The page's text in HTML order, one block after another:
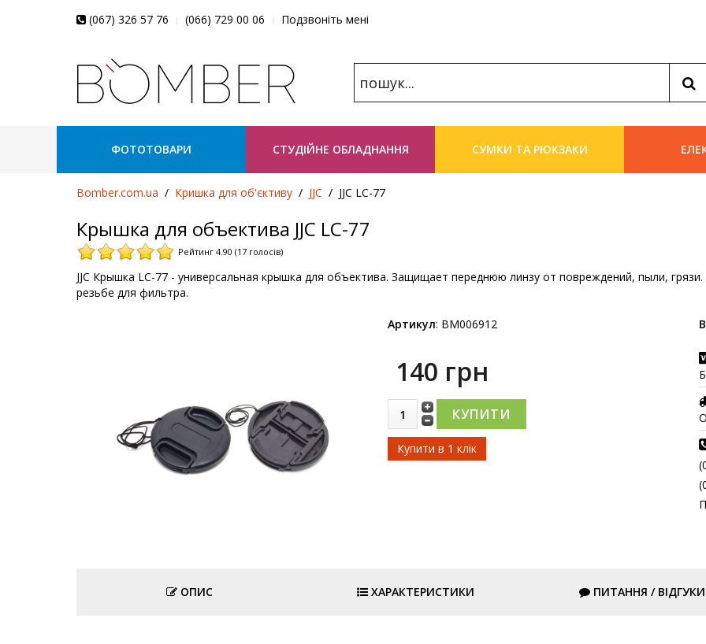
(067) 326 57 76 (066) 729 00 06 Подзвоніть мені
ФОТОТОВАРИ
СТУДІЙНЕ ОБЛАДНАННЯ СУМКИ ТА РЮКЗАКИ
Bomber.com.ua Кришка для об'єктиву JJC JJC LC-77
Крышка для объектива JJC LC-77
Рейтинг 4.90 (17 голосів)
JJC Крышка LC-77 - универсальная крышка для объектива. Защищает переднюю линзу от повреждений, пыли,
резьбе для фильтра.
Артикул: BM006912
140 грн
Купити в 1 клік
ОПИС ХАРАКТЕРИСТИКИ ПИТАННЯ / ВІДГУКИ